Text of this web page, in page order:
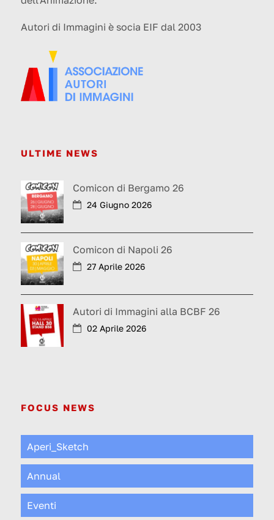
Autori di Immagini è socia EIF dal 2003
ULTIME NEWS
Comicon di Bergamo 26
24 Giugno 2026
Comicon di Napoli 26
27 Aprile 2026
Autori di Immagini alla BCBF 26
02 Aprile 2026
FOCUS NEWS
Aperi_Sketch
Annual
Eventi